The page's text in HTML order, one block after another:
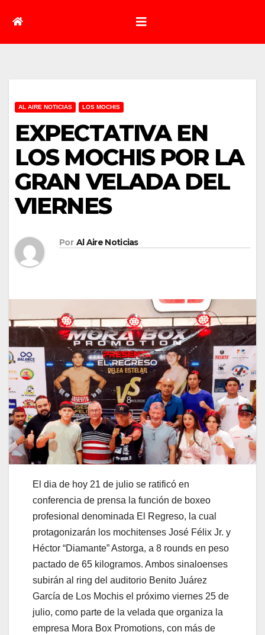
AL AIRE NOTICIAS LOS MOCHIS
EXPECTATIVA EN
LOS MOCHIS POR LA
GRAN VELADA DEL
VIERNES
Por Al Aire Noticias
El dia de hoy 21 de julio se ratificó en
conferencia de prensa la función de boxeo
profesional denominada El Regreso, la cual
protagonizarán los mochitenses José Félix Jr. y
Héctor “Diamante” Astorga, a 8 rounds en peso
pactado de 65 kilogramos. Ambos sinaloenses
subirán al ring del auditorio Benito Juárez
García de Los Mochis el próximo viernes 25 de
julio, como parte de la velada que organiza la
empresa Mora Box Promotions, con más de